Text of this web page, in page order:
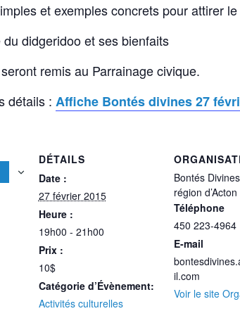
et exemples concrets pour attirer
didgeridoo et ses bienfaits
remis au Parrainage civique.
détails : Affiche Bontés divines 27
DÉTAILS
Date :
27 février 2015
Heure :
19h00 - 21h00
Prix :
10$
Catégorie d’Évènement:
Activités culturelles
Bontés
région d’Acton
Téléphone
450 223-4964
E-mail
il.com
Voir le site